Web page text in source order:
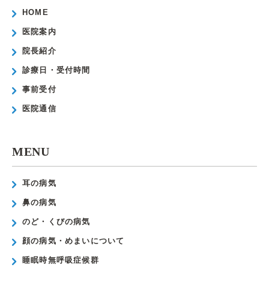
HOME
医院案内
院長紹介
診療日・受付時間
事前受付
医院通信
MENU
耳の病気
鼻の病気
のど・くびの病気
顔の病気・めまいについて
睡眠時無呼吸症候群